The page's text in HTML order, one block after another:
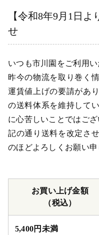
【令和8年9月1日
せ
いつも市川園をご利用
昨今の物流を取り巻く
運賃値上げの要請があ
の送料体系を維持して
に心苦しいことではご
記の通り送料を改定さ
のほどよろしくお願い申
お買い上げ金額
（税込）
5,400円未満